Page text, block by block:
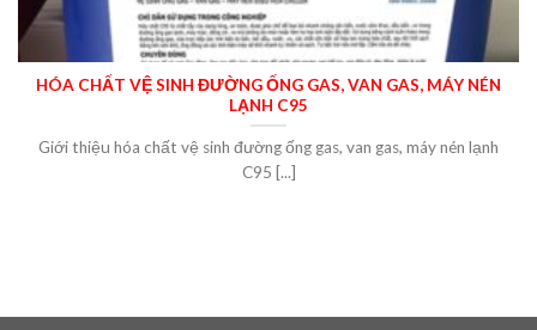
HÓA CHẤT VỆ SINH ĐƯỜNG ỐNG GAS, VAN GAS, MÁY NÉN
LẠNH C95
Giới thiệu hóa chất vệ sinh đường ống gas, van gas, máy nén lạnh
C95 [...]